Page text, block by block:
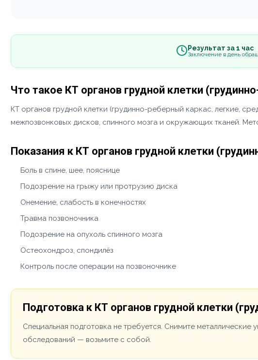
Результат за 1 час
Заключение в день
Что такое КТ органов грудной клетки
КТ органов грудной клетки (грудинно-реберный каркас, легкие,
межпозвонковых дисков, спинного мозга и окружающих тканей.
Показания к КТ органов грудной клетки
Боль в спине, шее, пояснице
Подозрение на грыжу или протрузию диска
Онемение, слабость в конечностях
Травма позвоночника
Подозрение на опухоль спинного мозга
Остеохондроз, спондилёз
Контроль после операции на позвоночнике
Подготовка к КТ органов грудной клетки
Специальная подготовка не требуется. Снимите
обследований — возьмите с собой.